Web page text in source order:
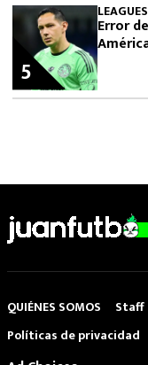
Error
5
QUIÉNES SOMOS Staff
Políticas de privacidad